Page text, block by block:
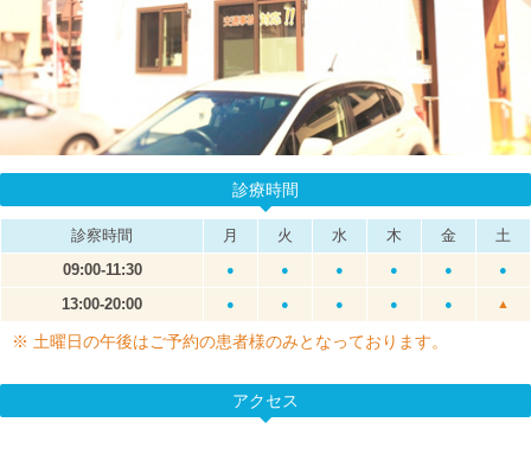
診療時間
診察時間 月 火 水 木 金
土
09:00-11:30
● ● ● ● ● ●
13:00-20:00 ● ● ● ● ● ▲
※ 土曜日の午後はご予約の患者様のみとなっております。
アクセス